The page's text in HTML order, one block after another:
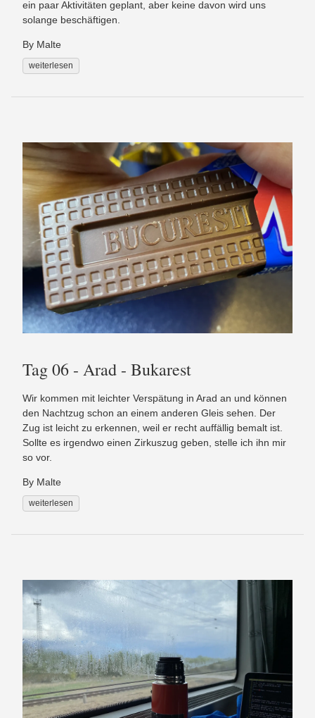
ein paar Aktivitäten geplant, aber keine davon wird uns
solange beschäftigen.
By Malte
weiterlesen
Tag 06 - Arad - Bukarest
Wir kommen mit leichter Verspätung in Arad an und können
den Nachtzug schon an einem anderen Gleis sehen. Der
Zug ist leicht zu erkennen, weil er recht auffällig bemalt ist.
Sollte es irgendwo einen Zirkuszug geben, stelle ich ihn mir
so vor.
By Malte
weiterlesen